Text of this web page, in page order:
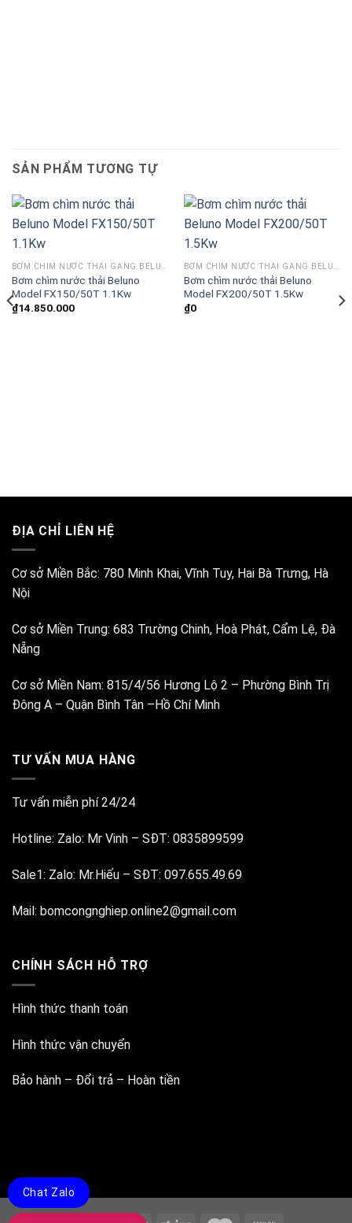
SẢN PHẨM TƯƠNG TỰ
Bơm chìm nước thải Beluno
Model FX150/50T 1.1Kw
₫14.850.000
Bơm chìm nước thải Beluno
Model FX200/50T 1.5Kw
₫0
Chat Zalo
ĐỊA CHỈ LIÊN HỆ
Cơ sở Miền Bắc: 780 Minh Khai, Vĩnh Tuy, Hai Bà Trưng, Hà
Nội
Cơ sở Miền Trung: 683 Trường Chinh, Hoà Phát, Cẩm Lệ, Đà
Nẵng
Cơ sở Miền Nam: 815/4/56 Hương Lộ 2 – Phường Bình Trị
Đông A – Quận Bình Tân –Hồ Chí Minh
TƯ VẤN MUA HÀNG
Tư vấn miễn phí 24/24
Hotline: Zalo: Mr Vinh – SĐT: 0835899599
Sale1: Zalo: Mr.Hiếu – SĐT: 097.655.49.69
Mail: bomcongnghiep.online2@gmail.com
CHÍNH SÁCH HỖ TRỢ
Hình thức thanh toán
Hình thức vận chuyển
Bảo hành – Đổi trả – Hoàn tiền